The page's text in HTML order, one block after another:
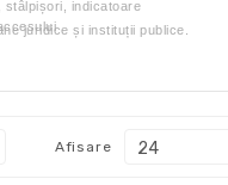
stâlpișori, indicatoare
juridice și instituții publice.
Afisare